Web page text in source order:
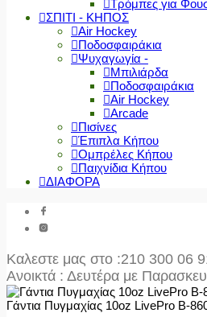
Τρόμπες για
ΣΠΙΤΙ - ΚΗΠΟΣ
Air Hockey
Ποδοσφαιράκια
Ψυχαγωγία -
Μπιλιάρδα
Ποδοσφαιράκια
Air Hockey
Arcade
Πισίνες
Έπιπλα Κήπου
Ομπρέλες Κήπου
Παιχνίδια Κήπου
ΔΙΑΦΟΡΑ
Καλεστε μας στο :210 300 06
Ανοικτά : Δευτέρα με
Γάντια Πυγμαχίας 10oz LivePro Β-